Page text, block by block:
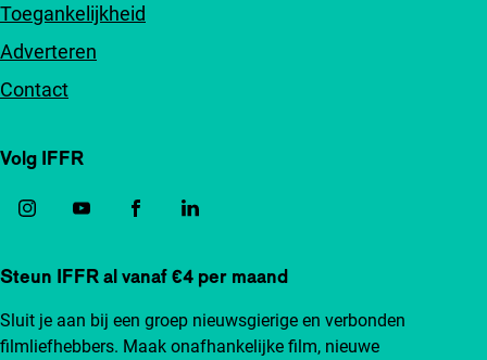
Toegankelijkheid
Adverteren
Contact
Volg IFFR
Steun IFFR al vanaf €4 per maand
Sluit je aan bij een groep nieuwsgierige en verbonden
filmliefhebbers. Maak onafhankelijke film, nieuwe